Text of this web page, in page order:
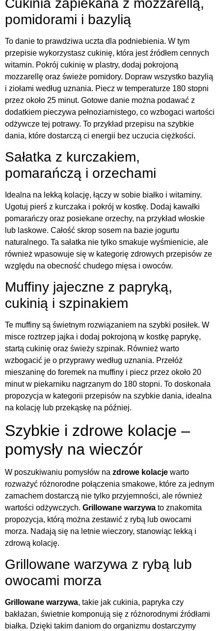
pomidorami i bazylią
To danie to prawdziwa uczta dla podniebienia. W tym
przepisie wykorzystasz cukinię, która jest źródłem cennych
witamin. Pokrój cukinię w plastry, dodaj pokrojoną
mozzarellę oraz świeże pomidory. Dopraw wszystko bazylią
i ziołami według uznania. Piecz w temperaturze 180 stopni
przez około 25 minut. Gotowe danie można podawać z
dodatkiem pieczywa pełnoziarnistego, co wzbogaci wartości
odżywcze tej potrawy. To przykład przepisu na szybkie
dania, które dostarczą ci energii bez uczucia ciężkości.
Sałatka z kurczakiem,
pomarańczą i orzechami
Idealna na lekką kolację, łączy w sobie białko i witaminy.
Ugotuj pierś z kurczaka i pokrój w kostkę. Dodaj kawałki
pomarańczy oraz posiekane orzechy, na przykład włoskie
lub laskowe. Całość skrop sosem na bazie jogurtu
naturalnego. Ta sałatka nie tylko smakuje wyśmienicie, ale
również wpasowuje się w kategorię zdrowych przepisów ze
względu na obecność chudego mięsa i owoców.
Muffiny jajeczne z papryką,
cukinią i szpinakiem
Te muffiny są świetnym rozwiązaniem na szybki posiłek. W
misce roztrzep jajka i dodaj pokrojoną w kostkę paprykę,
startą cukinię oraz świeży szpinak. Również warto
wzbogacić je o przyprawy według uznania. Przełóż
mieszaninę do foremek na muffiny i piecz przez około 20
minut w piekarniku nagrzanym do 180 stopni. To doskonała
propozycja w kategorii przepisów na szybkie dania, idealna
na kolację lub przekąskę na później.
Szybkie i zdrowe kolacje –
pomysły na wieczór
W poszukiwaniu pomysłów na zdrowe kolacje warto
rozważyć różnorodne połączenia smakowe, które za jednym
zamachem dostarczą nie tylko przyjemności, ale również
wartości odżywczych. Grillowane warzywa to znakomita
propozycja, którą można zestawić z rybą lub owocami
morza. Nadają się na letnie wieczory, stanowiąc lekką i
zdrową kolację.
Grillowane warzywa z rybą lub
owocami morza
Grillowane warzywa, takie jak cukinia, papryka czy
bakłażan, świetnie komponują się z różnorodnymi źródłami
białka. Dzięki takim daniom do organizmu dostarczymy